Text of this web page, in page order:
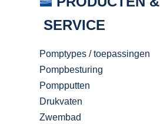
SERVICE
Pomptypes / toepassingen
Pompbesturing
Pompputten
Drukvaten
Zwembad